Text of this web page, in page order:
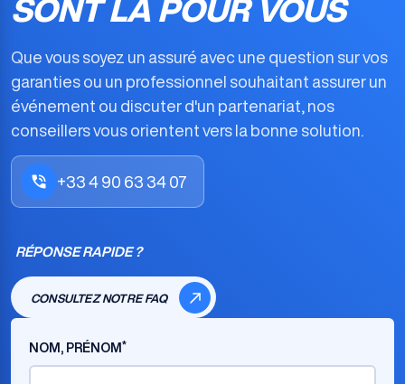
SONT LÀ POUR VOUS
Que vous soyez un assuré avec une question sur vos
garanties ou un professionnel souhaitant assurer un
événement ou discuter d'un partenariat, nos
conseillers vous orientent vers la bonne solution.
+33 4 90 63 34 07
RÉPONSE RAPIDE ?
CONSULTEZ NOTRE FAQ
NOM, PRÉNOM *